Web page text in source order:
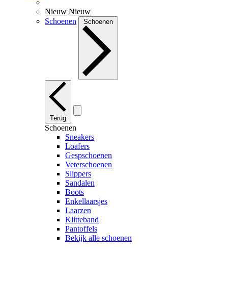
Nieuw Nieuw
Schoenen
Schoenen
Terug
Schoenen
Sneakers
Loafers
Gespschoenen
Veterschoenen
Slippers
Sandalen
Boots
Enkellaarsjes
Laarzen
Klitteband
Pantoffels
Bekijk alle schoenen